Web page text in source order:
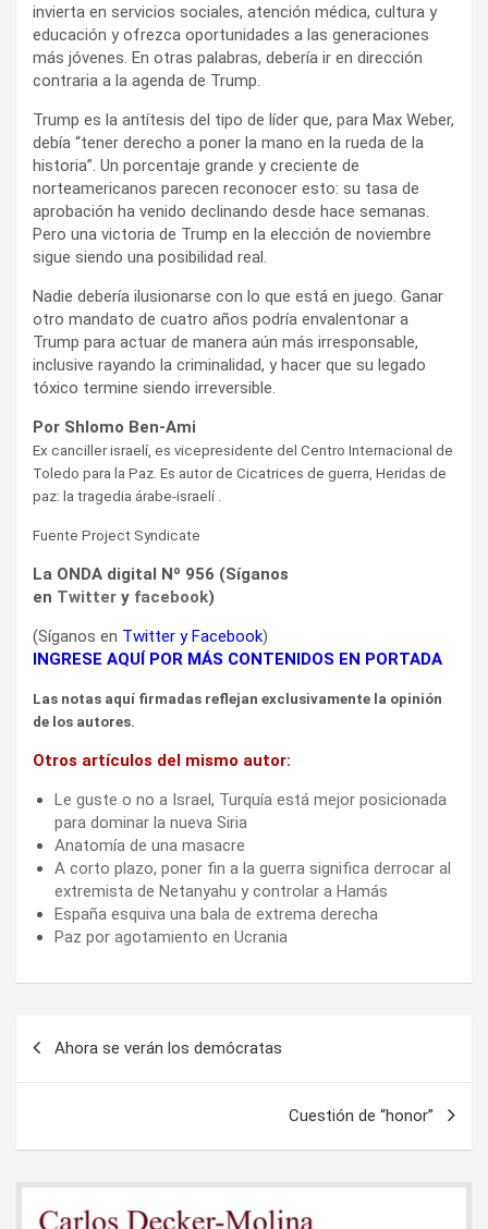
invierta en servicios sociales, atención médica, cultura y
educación y ofrezca oportunidades a las generaciones
más jóvenes. En otras palabras, debería ir en dirección
contraria a la agenda de Trump.
Trump es la antítesis del tipo de líder que, para Max Weber,
debía “tener derecho a poner la mano en la rueda de la
historia”. Un porcentaje grande y creciente de
norteamericanos parecen reconocer esto: su tasa de
aprobación ha venido declinando desde hace semanas.
Pero una victoria de Trump en la elección de noviembre
sigue siendo una posibilidad real.
Nadie debería ilusionarse con lo que está en juego. Ganar
otro mandato de cuatro años podría envalentonar a
Trump para actuar de manera aún más irresponsable,
inclusive rayando la criminalidad, y hacer que su legado
tóxico termine siendo irreversible.
Por Shlomo Ben-Ami
Ex canciller israelí, es vicepresidente del Centro Internacional de
Toledo para la Paz. Es autor de Cicatrices de guerra, Heridas de
paz: la tragedia árabe-israelí .
Fuente Project Syndicate
La ONDA digital Nº 956 (Síganos
en Twitter y facebook)
(Síganos en Twitter yFacebook)
INGRESE AQUÍ POR MÁS CONTENIDOS EN PORTADA
Las notas aquí firmadas reflejan exclusivamente la opinión
de los autores.
Otros artículos del mismo autor:
Le guste o no a Israel, Turquía está mejor posicionada
para dominar la nueva Siria
Anatomía de una masacre
A corto plazo, poner fin a la guerra significa derrocar al
extremista de Netanyahu y controlar a Hamás
España esquiva una bala de extrema derecha
Paz por agotamiento en Ucrania
Ahora se verán los demócratas
Cuestión de “honor”